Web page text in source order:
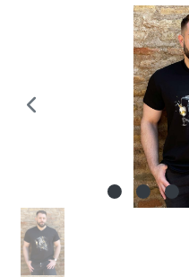
Bildergalerie überspringen